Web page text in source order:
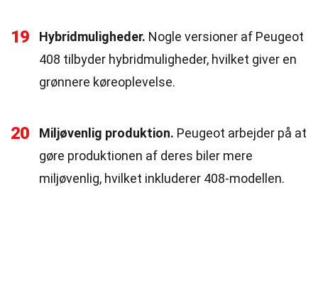
19 Hybridmuligheder. Nogle versioner af Peugeot
408 tilbyder hybridmuligheder, hvilket giver en
grønnere køreoplevelse.
20 Miljøvenlig produktion. Peugeot arbejder på at
gøre produktionen af deres biler mere
miljøvenlig, hvilket inkluderer 408-modellen.